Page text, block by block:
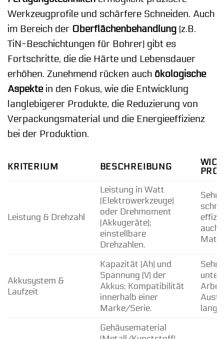
Werkzeugprofile und schärfere Schneiden. Auch
im Bereich der Oberflächenbehandlung (z.B.
TiN-Beschichtungen für Bohrer) gibt es
Fortschritte, die die Härte und Lebensdauer
erhöhen. Zunehmend rücken auch ökologische
Aspektein den Fokus, wie die Entwicklung
langlebigerer Produkte, die Reduzierung von
Verpackungsmaterial und die Energieeffizienz
bei der Produktion.
KRITERIUM BESCHREIBUNG
Leistung & Drehzahl
Leistung in Watt
(Elektrowerkzeuge)
oder Drehmoment
(Akkugeräte);
einstellbare
Drehzahlen.
Sehr
auch
Akkusystem &
Laufzeit
Kapazität (Ah) und
Spannung (V) der
Akkus; Kompatibilität
innerhalb einer
Marke/Serie.
Sehr
Gehäusematerial